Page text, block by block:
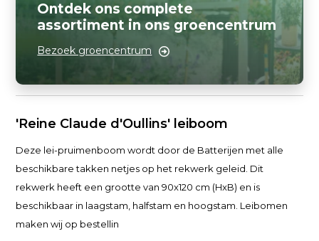
Ontdek ons complete
assortiment in ons groencentrum
Bezoek groencentrum
'Reine Claude d'Oullins' leiboom
Deze lei-pruimenboom wordt door de Batterijen met alle
beschikbare takken netjes op het rekwerk geleid. Dit
rekwerk heeft een grootte van 90x120 cm (HxB) en is
beschikbaar in laagstam, halfstam en hoogstam. Leibomen
maken wij op bestellin